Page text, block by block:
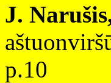
J.
p.10